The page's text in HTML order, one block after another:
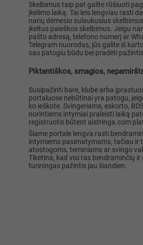
Skelbimus taip pat galite rūšiuoti
įkėlimo laiką. Tai leis lengviau rasti
narių dėmesio sulaukusius
įkeltus paieškos skelbimus. Jeigu
pašto adresą, telefono numerį ar
Telegram nuorodas, jūs galite iš
sau patogiu būdu bei pradėti
Piktantiškos, smagios,
Susipažinti bare, klube arba
portaluose nebūtinai yra patogu,
ko ieškote. Svingeriams, eskorto,
norintiems intymiai praleisti laiką
registruotis būtent aistringa.com
Šiame portale lengva rasti
intymiems pasimatymams, tačiau ir
atostogoms, teminiams ar svingo
Tikėtina, kad visi ras bendraminčių ir
turiningas pažintis jau šiandien.